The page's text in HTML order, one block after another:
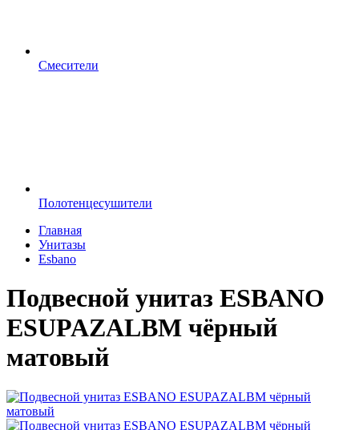
Смесители
Полотенцесушители
Главная
Унитазы
Esbano
Подвесной унитаз ESBANO
ESUPAZALBM чёрный
матовый